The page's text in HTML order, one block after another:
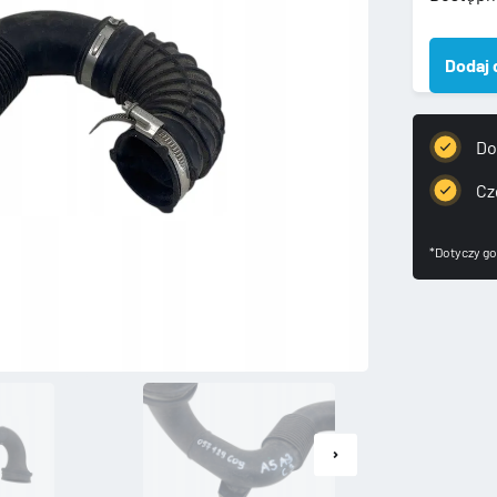
AUDI
A8
D3
05-
07
WĄŻ
RURA
Dodaj
*Dotyczy